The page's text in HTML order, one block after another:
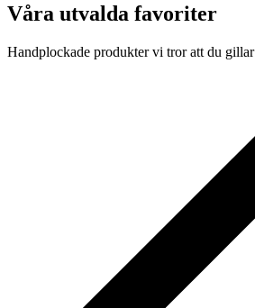
Våra utvalda favoriter
Handplockade produkter vi tror att du gillar